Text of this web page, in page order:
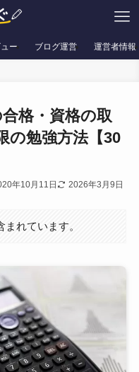
ー ブログ運営 運営者情報
格・資格の取
の勉強方法【30
年10月11日 2026年3月9日
れています。